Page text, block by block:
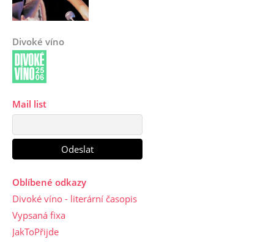
Divoké víno
Mail list
Oblíbené odkazy
Divoké víno - literární časopis
Vypsaná fixa
JakToPřijde